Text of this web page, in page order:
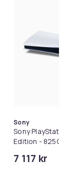
Airwash Dry
Sony
Sony PlayStation
Edition - 825GB
7 117 kr